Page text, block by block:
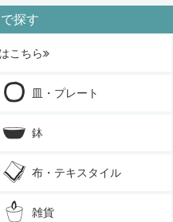
探す
こちら
皿・プレート
鉢
布・テキスタイル
雑貨